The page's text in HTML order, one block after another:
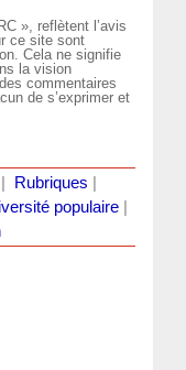
», reflètent l’avis
ce site sont
Cela ne signifie
la vision
commentaires
de s’exprimer et
Rubriques
populaire